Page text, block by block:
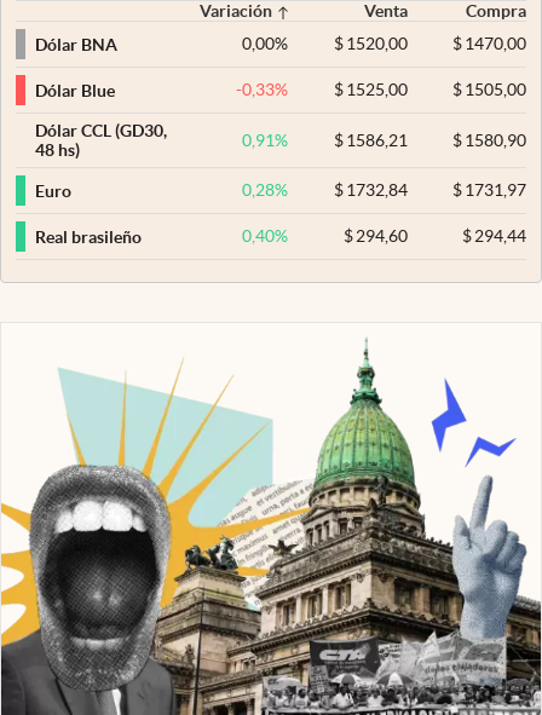
Variación Venta
Compra
Dólar BNA
0,00% $ 1520,00 $1470,00
Dólar Blue -0,33% $ 1525,00 $1505,00
Dólar CCL (GD30,
48 hs)
0,91% $ 1586,21 $1580,90
Euro 0,28% $ 1732,84 $1731,97
Real brasileño 0,40% $294,60 $294,44